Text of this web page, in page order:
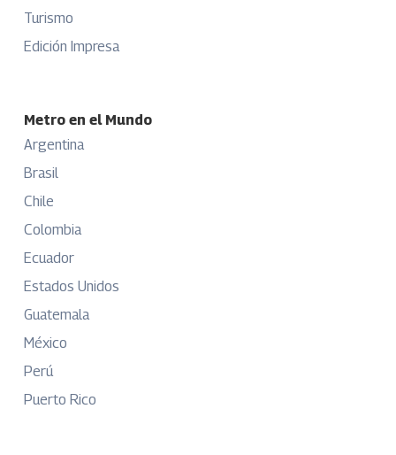
Turismo
Edición Impresa
Metro en el Mundo
Argentina
Brasil
Chile
Colombia
Ecuador
Estados Unidos
Guatemala
México
Perú
Puerto Rico